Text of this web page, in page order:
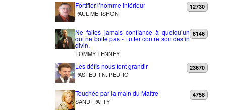
Fortifier l’homme intérieur
PAUL MERSHON
12730
Ne faites jamais confiance à quelqu’un
qui ne boite pas - Lutter contre son destin
divin.
TOMMY TENNEY
8146
Les défis nous font grandir
PASTEUR N. PEDRO
23670
Touchée par la main du Maître
SANDI PATTY
4758